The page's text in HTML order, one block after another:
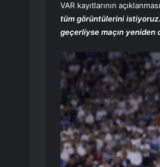
VAR kayıtlarının
tüm görüntülerini istiyoruz.
geçerliyse maçın yeniden